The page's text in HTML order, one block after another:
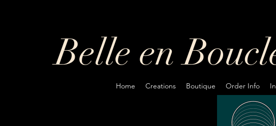
Belle en
Home Creations Boutique Order Info